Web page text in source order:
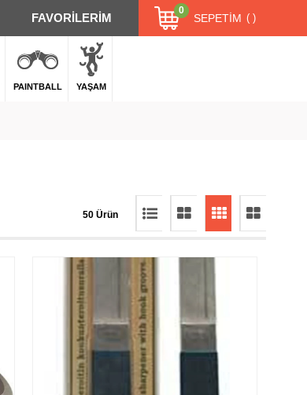
FAVORİLERİM SEPETIM
0
PAINTBALL YAŞAM
50 Ürün